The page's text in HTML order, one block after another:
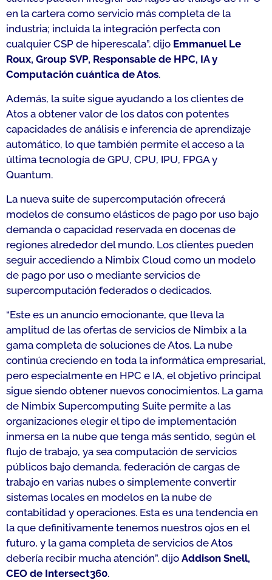
en la cartera como servicio más completa de la
industria; incluida la integración perfecta con
cualquier CSP de hiperescala”. dijo Emmanuel Le
Roux, Group SVP, Responsable de HPC, IA y
Computación cuántica de Atos.
Además, la suite sigue ayudando a los clientes de
Atos a obtener valor de los datos con potentes
capacidades de análisis e inferencia de aprendizaje
automático, lo que también permite el acceso a la
última tecnología de GPU, CPU, IPU, FPGA y
Quantum.
La nueva suite de supercomputación ofrecerá
modelos de consumo elásticos de pago por uso bajo
demanda o capacidad reservada en docenas de
regiones alrededor del mundo. Los clientes pueden
seguir accediendo a Nimbix Cloud como un modelo
de pago por uso o mediante servicios de
supercomputación federados o dedicados.
“Este es un anuncio emocionante, que lleva la
amplitud de las ofertas de servicios de Nimbix a la
gama completa de soluciones de Atos. La nube
continúa creciendo en toda la informática empresarial,
pero especialmente en HPC e IA, el objetivo principal
sigue siendo obtener nuevos conocimientos. La gama
de Nimbix Supercomputing Suite permite a las
organizaciones elegir el tipo de implementación
inmersa en la nube que tenga más sentido, según el
flujo de trabajo, ya sea computación de servicios
públicos bajo demanda, federación de cargas de
trabajo en varias nubes o simplemente convertir
sistemas locales en modelos en la nube de
contabilidad y operaciones. Esta es una tendencia en
la que definitivamente tenemos nuestros ojos en el
futuro, y la gama completa de servicios de Atos
debería recibir mucha atención”. dijo Addison Snell,
CEO de Intersect360.